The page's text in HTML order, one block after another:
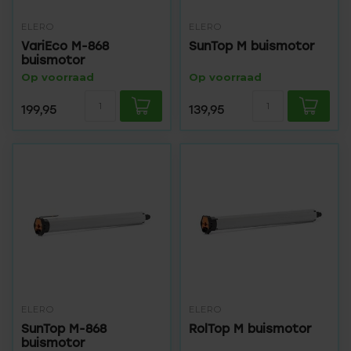
ELERO
VariEco M-868
buismotor
Op voorraad
199,95
ELERO
SunTop M buismotor
Op voorraad
139,95
ELERO
SunTop M-868
buismotor
ELERO
RolTop M buismotor